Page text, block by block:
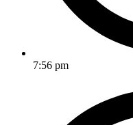
7:56 pm